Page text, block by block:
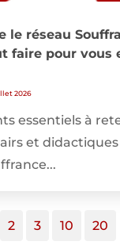
le réseau
faire pour vous
2026
essentiels à
et didactiques
2 3 10 20